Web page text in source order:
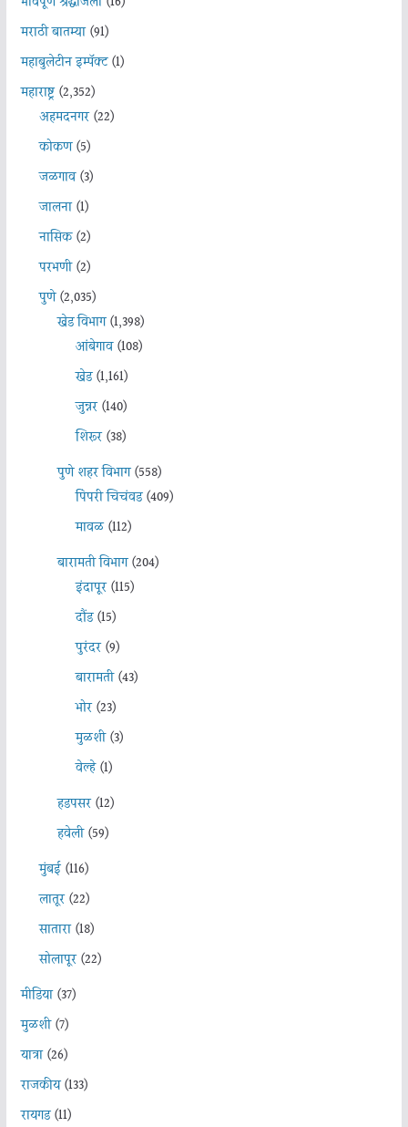
मराठी बातम्या(91)
महाबुलेटीन इम्पॅक्ट(1)
महाराष्ट्र(2,352)
अहमदनगर(22)
कोकण(5)
जळगाव(3)
जालना(1)
नासिक(2)
परभणी(2)
पुणे(2,035)
खेड विभाग(1,398)
आंबेगाव(108)
खेड(1,161)
जुन्नर(140)
शिरूर(38)
पुणे शहर विभाग(558)
पिंपरी चिचंवड(409)
मावळ(112)
बारामती विभाग(204)
इंदापूर(115)
दौंड(15)
पुरंदर(9)
बारामती(43)
भोर(23)
मुळशी(3)
वेल्हे(1)
हडपसर(12)
हवेली(59)
मुंबई(116)
लातूर(22)
सातारा(18)
सोलापूर(22)
मीडिया(37)
मुळशी(7)
यात्रा(26)
राजकीय(133)
रायगड(11)